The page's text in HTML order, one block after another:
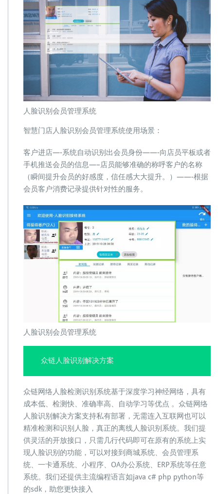
人脸识别会员管理系统
智慧门店人脸识别会员管理系统使用场景：
客户进店—-系统自动识别出会员身份——-向店员平板或者
手机推送会员的信息—–店员能够准确的称呼客户的名称
（瞬间提升会员的好感度，信任感大大提升。）——-根据
会员客户消费记录提供针对性的服务。
人脸识别会员管理系统
众链人脸识别解决方案
众链网络人脸检测识别系统基于深度学习神经网络，具有
成本低、检测快、准确率高、自动学习等优点 。众链网络
人脸识别解决方案支持私有部署，无需连入互联网也可以
精准检测和识别人脸，真正的离线人脸识别系统。我们提
供灵活的开放接口，只需几行代码即可在原有的系统上实
现人脸识别的功能，可以对接到商城系统、会员管理系
统、一卡通系统、小程序、OA办公系统、ERP系统等任意
系统。我们还提供主流编程语言如java c# php python等
的sdk，助您更快接入